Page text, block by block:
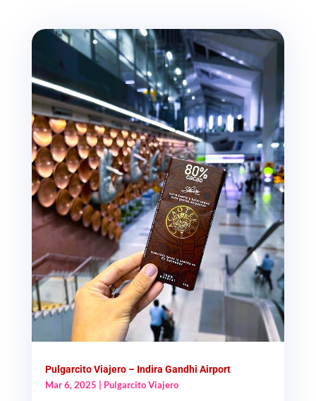
Pulgarcito Viajero – Indira Gandhi Airport
Mar 6, 2025
Pulgarcito Viajero